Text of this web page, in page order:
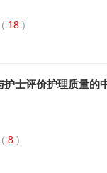
18 )
士评价护理质量的
8 )